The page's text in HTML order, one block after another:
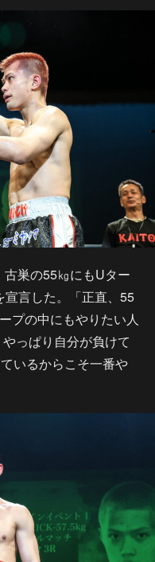
巣の55㎏にもUター
宣言した。「正直、55
プの中にもやりたい人
っぱり自分が負けて
いるからこそ一番や